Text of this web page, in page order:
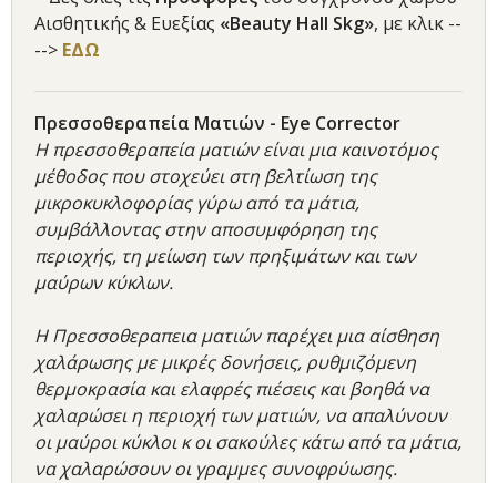
Αισθητικής & Ευεξίας «Beauty Hall Skg», με κλικ --
--> ΕΔΩ
Πρεσσοθεραπεία Ματιών - Eye Corrector
Η πρεσσοθεραπεία ματιών είναι μια καινοτόμος
μέθοδος που στοχεύει στη βελτίωση της
μικροκυκλοφορίας γύρω από τα μάτια,
συμβάλλοντας στην αποσυμφόρηση της
περιοχής, τη μείωση των πρηξιμάτων και των
μαύρων κύκλων.
Η Πρεσσοθεραπεια ματιών παρέχει μια αίσθηση
χαλάρωσης με μικρές δονήσεις, ρυθμιζόμενη
θερμοκρασία και ελαφρές πιέσεις και βοηθά να
χαλαρώσει η περιοχή των ματιών, να απαλύνουν
οι μαύροι κύκλοι κ οι σακούλες κάτω από τα μάτια,
να χαλαρώσουν οι γραμμες συνοφρύωσης.